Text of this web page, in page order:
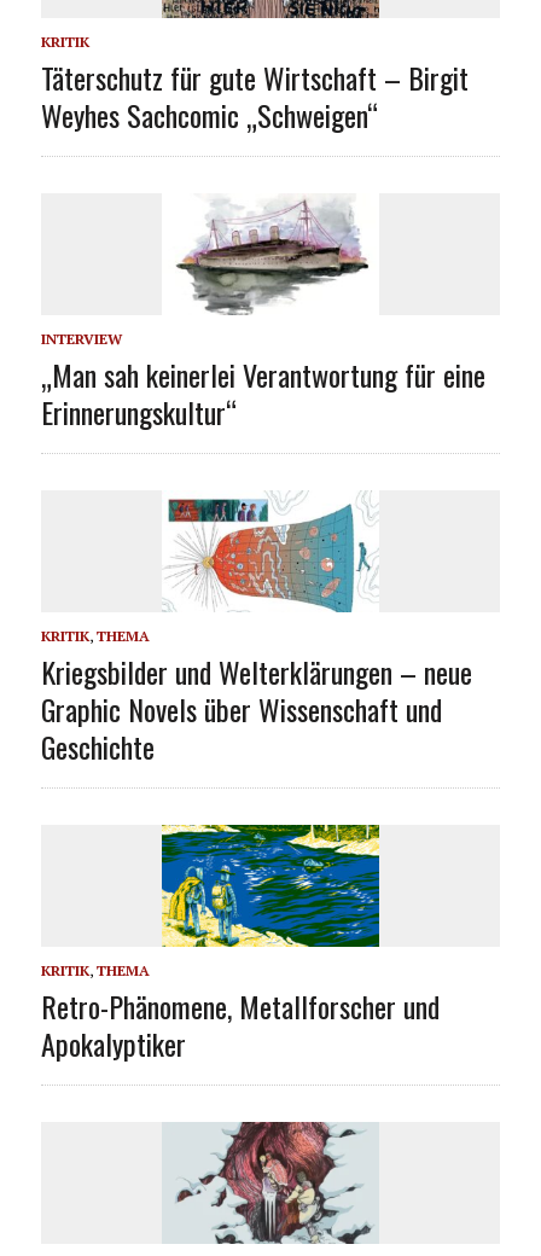
KRITIK
Täterschutz für gute Wirtschaft – Birgit
Weyhes Sachcomic „Schweigen“
INTERVIEW
„Man sah keinerlei Verantwortung für eine
Erinnerungskultur“
KRITIK, THEMA
Kriegsbilder und Welterklärungen – neue
Graphic Novels über Wissenschaft und
Geschichte
KRITIK, THEMA
Retro-Phänomene, Metallforscher und
Apokalyptiker